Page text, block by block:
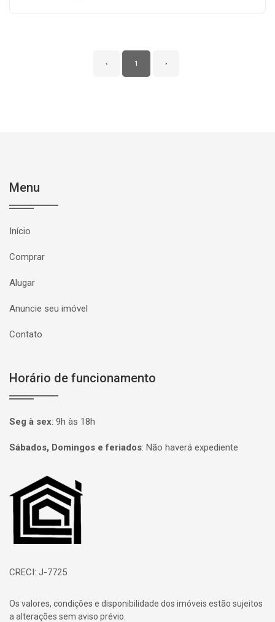
‹ 1 ›
Menu
Início
Comprar
Alugar
Anuncie seu imóvel
Contato
Horário de funcionamento
Seg à sex: 9h às 18h
Sábados, Domingos e feriados: Não haverá expediente
Página inicial
CRECI: J-7725
Os valores, condições e disponibilidade dos imóveis estão sujeitos
a alterações sem aviso prévio.